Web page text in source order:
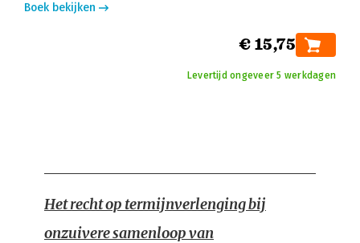
Boek bekijken
€ 15,75
Levertijd ongeveer 5 werkdagen
Het recht op termijnverlenging bij
onzuivere samenloop van